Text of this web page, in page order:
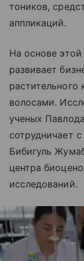
тоников,
аппликаций.
На основе
развивает
растительного
волосами.
ученых
сотрудничает
Бибигуль
центра
исследований.